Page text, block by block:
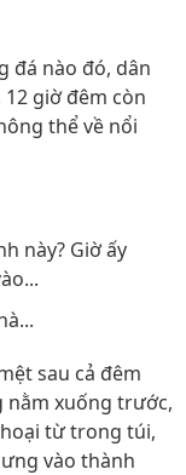
đá nào đó, dân
giờ đêm còn
thể về nổi
này? Giờ ấy
sau cả đêm
nằm xuống trước,
từ trong túi,
vào thành